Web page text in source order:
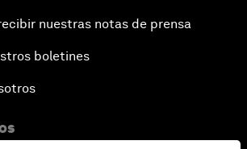
nuestras notas de prensa
boletines